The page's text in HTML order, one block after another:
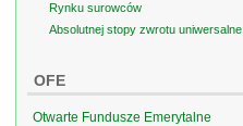
Rynku surowców
Absolutnej stopy zwrotu uniwersalne
OFE
Otwarte Fundusze Emerytalne